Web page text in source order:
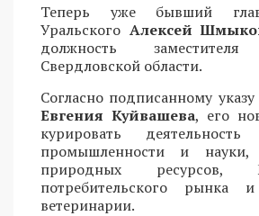
Теперь уже бывший
Уральского Алексей
должность заместителя
Свердловской области.
Согласно подписанному
Евгения Куйвашева, его
курировать деятельность
промышленности и науки,
природных
потребительского рынка
ветеринарии.